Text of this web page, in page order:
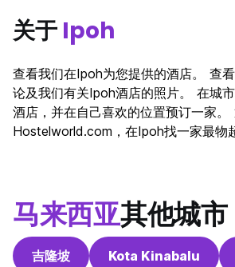
关于 Ipoh
查看我们在Ipoh为您提供的酒店。 查
论及我们有关Ipoh酒店的照片。 在城
酒店，并在自己喜欢的位置预订一家。
Hostelworld.com，在Ipoh找一家最物
马来西亚其他城市
吉隆坡 Kota Kinabalu